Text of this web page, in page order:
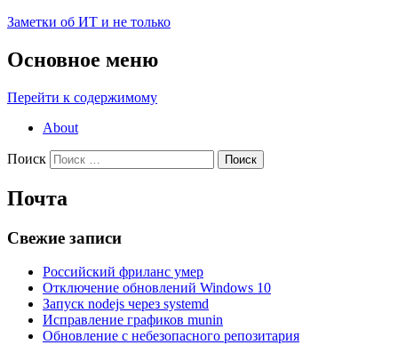
Заметки об ИТ и не только
Основное меню
Перейти к содержимому
About
Поиск
Почта
Свежие записи
Российский фриланс умер
Отключение обновлений Windows 10
Запуск nodejs через systemd
Исправление графиков munin
Обновление с небезопасного репозитария